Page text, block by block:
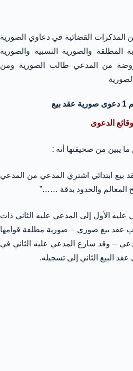
المذكرات القضائية في دعاوي الصورية
المطلقة والصورية النسبية والصورية
من المدعي طالب الصورية ومن
بيع
وقائع الدعوى
يبين من صحيفتها أنه :
بيع ابتدائي اشتري المدعي من المدعي
المعالم والحدود بدقة ……”
عليه الأول إلى المدعي عليه الثاني ذات
عقد بيع صوري – صورية مطلقة قوامها
– وقد سارع المدعي عليه الثاني في
البيع الثاني إلى تسجيله.